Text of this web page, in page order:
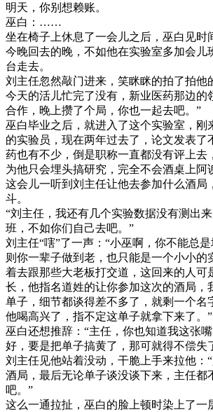
明天，你别想赖账。
巫白：……
坐在椅子上休息了一会儿之后，巫白见时
今晚回去的晚，不如他在实验室多加会儿
台走去。
刘主任忽然敲门进来，笑眯眯的拍了拍他
今天的活儿忙完了没有，新业医药那边的
合作，晚上攒了个局，你也一起去吧。”
巫白毕业之后，就进入了这个实验室，刚
的实验员，现在两年过去了，论文发表了
药也有不少，倒是职称一直都没有评上去
为他只会埋头搞研究，完全不会酒桌上阿
这会儿一听到刘主任让他去参加什么酒局
斗。
“刘主任，我还有几个实验数据没有测出
班，不如你们自己去吧。”
刘主任“嗐”了一声：“小巫啊，你不能总
则你一辈子做到老，也只能是一个小小的
着去跟那些大老板打交道，这回来的人可
长，他指名道姓的让你参加这次的酒局，
单子，细节都谈得差不多了，就剩一个名
他喝高兴了，指不定这单子就拿下来了。”
巫白还想推辞：“主任，你也知道我这张
好，要是把单子搞黄了，那可就得不偿失
刘主任见他站着没动，干脆上手来拉他：
酒局，最后无论单子谈没谈下来，主任都
吧。”
这么一通拉扯，巫白的脸上顿时染上了一